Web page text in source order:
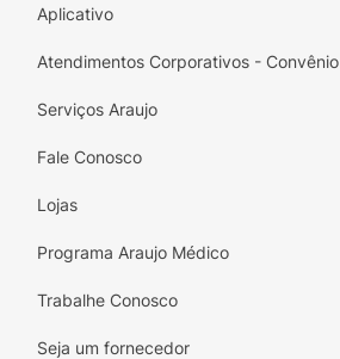
Aplicativo
Atendimentos Corporativos - Convênio
Serviços Araujo
Fale Conosco
Lojas
Programa Araujo Médico
Trabalhe Conosco
Seja um fornecedor